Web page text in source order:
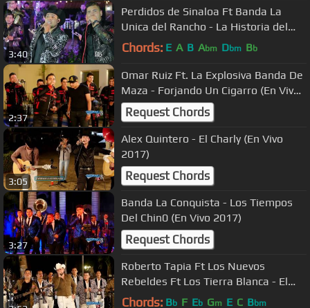
3:40
Perdidos de Sinaloa Ft Banda La
Unica del Rancho - La Historia del
Joven (Video 2017) "Exclusivo"
Chords: E A B Abm Dbm Bb
2:37
Omar Ruiz Ft. La Explosiva Banda De
Maza - Forjando Un Cigarro (En Vivo
2017)
Request Chords
3:05
Alex Quintero - El Charly (En Vivo
2017)
Request Chords
3:27
Banda La Conquista - Los Tiempos
Del Chin0 (En Vivo 2017)
Request Chords
Roberto Tapia Ft Los Nuevos
Rebeldes Ft Los Tierra Blanca - El
Cumpl34ños Del M0ch0m0 (En Vivo
Chords: Bb F Eb Gm E C Bbm